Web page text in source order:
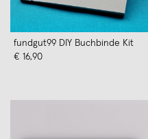
fundgut99 DIY Buchbinde Kit
€ 16,90